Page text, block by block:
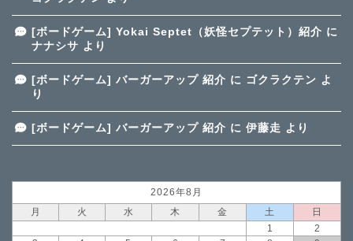
[ボードゲーム] Yokai Septet（妖怪セプテット）紹介 に
ナナシサ より
[ボードゲーム] バーガーアップ 紹介 に ゴクラクテン よ
り
[ボードゲーム] バーガーアップ 紹介 に 伊藤走 より
2026年8月
月
火 水 木 金 土
日
1
2